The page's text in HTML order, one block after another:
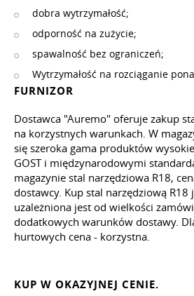
dobra wytrzymałość;
odporność na zużycie;
spawalność bez ograniczeń;
Wytrzymałość na rozciąganie
FURNIZOR
Dostawca "Auremo" oferuje zakup
na korzystnych warunkach. W
się szeroka gama produktów
GOST i międzynarodowymi
magazynie stal narzędziowa R18,
dostawcy. Kup stal narzędziową R18
uzależniona jest od wielkości
dodatkowych warunków dostawy.
hurtowych cena - korzystna.
KUP W OKAZYJNEJ CENIE.